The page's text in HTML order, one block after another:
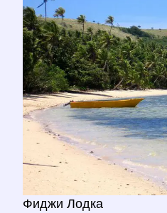
Фиджи Лодка